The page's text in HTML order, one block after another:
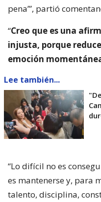
pena’”, partió
“Creo que es una
injusta, porque
emoción
Lee también...
“Lo difícil no es
es mantenerse y, para
talento, disciplina,